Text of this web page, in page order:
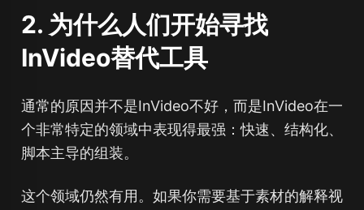
2. 为什么人们开始寻找
InVideo替代工具
通常的原因并不是InVideo不好，而是InVideo在一
个非常特定的领域中表现得最强：快速、结构化、
脚本主导的组装。
这个领域仍然有用。如果你需要基于素材的解释视